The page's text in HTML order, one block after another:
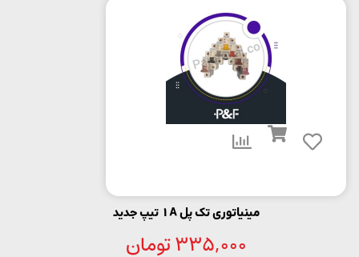
مینیاتوری تک پل 1A تیپ جدید
335,000تومان